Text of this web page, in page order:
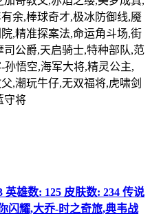
余,棒球奇才,极冰防御线,魇
,精准探案法,命运角斗场,街
公爵,天启骑士,特种部队,范
悟空,海军大将,精灵公主,
,潮玩牛仔,无双福将,虎啸剑
守将
雄数: 125 皮肤数: 234 传说
闪耀,大乔-时之奇旅,典韦战